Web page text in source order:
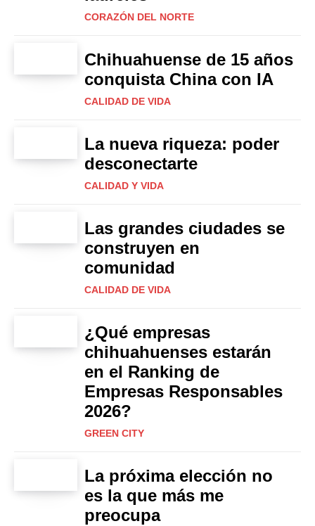
CORAZÓN DEL NORTE
Chihuahuense de 15 años
conquista China con IA
CALIDAD DE VIDA
La nueva riqueza: poder
desconectarte
CALIDAD Y VIDA
Las grandes ciudades se
construyen en
comunidad
CALIDAD DE VIDA
¿Qué empresas
chihuahuenses estarán
en el Ranking de
Empresas Responsables
2026?
GREEN CITY
La próxima elección no
es la que más me
preocupa